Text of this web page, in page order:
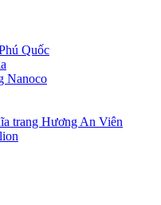
Quốc
Nanoco
trang Hương An Viên